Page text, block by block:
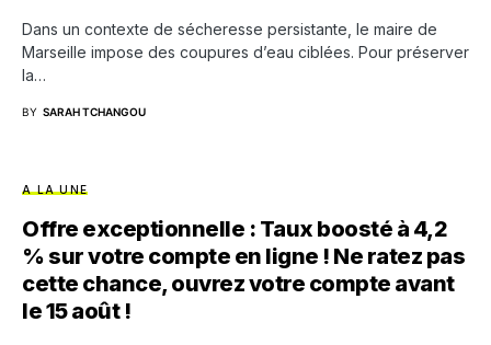
Dans un contexte de sécheresse persistante, le maire de
Marseille impose des coupures d’eau ciblées. Pour préserver
la…
BY SARAH TCHANGOU
A LA UNE
Offre exceptionnelle : Taux boosté à 4,2
% sur votre compte en ligne ! Ne ratez pas
cette chance, ouvrez votre compte avant
le 15 août !